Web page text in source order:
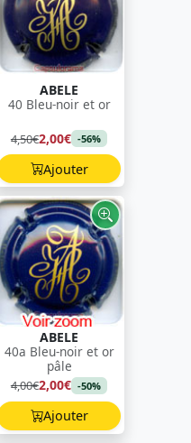
ABELE
40 Bleu-noir et or
4,50€2,00€ -56%
Ajouter
ABELE
40a Bleu-noir et or
pâle
4,00€2,00€ -50%
Ajouter